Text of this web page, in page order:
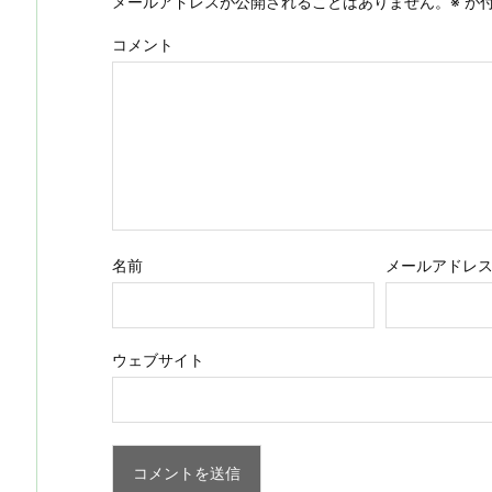
コメント
名前 メールアドレス
ウェブサイト